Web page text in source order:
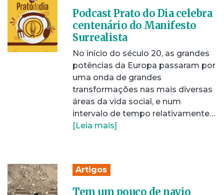
Podcast Prato do Dia celebra
centenário do Manifesto
Surrealista
No início do século 20, as grandes
potências da Europa passaram por
uma onda de grandes
transformações nas mais diversas
áreas da vida social, e num
intervalo de tempo relativamente…
[Leia mais]
Artigos
Tem um pouco de navio